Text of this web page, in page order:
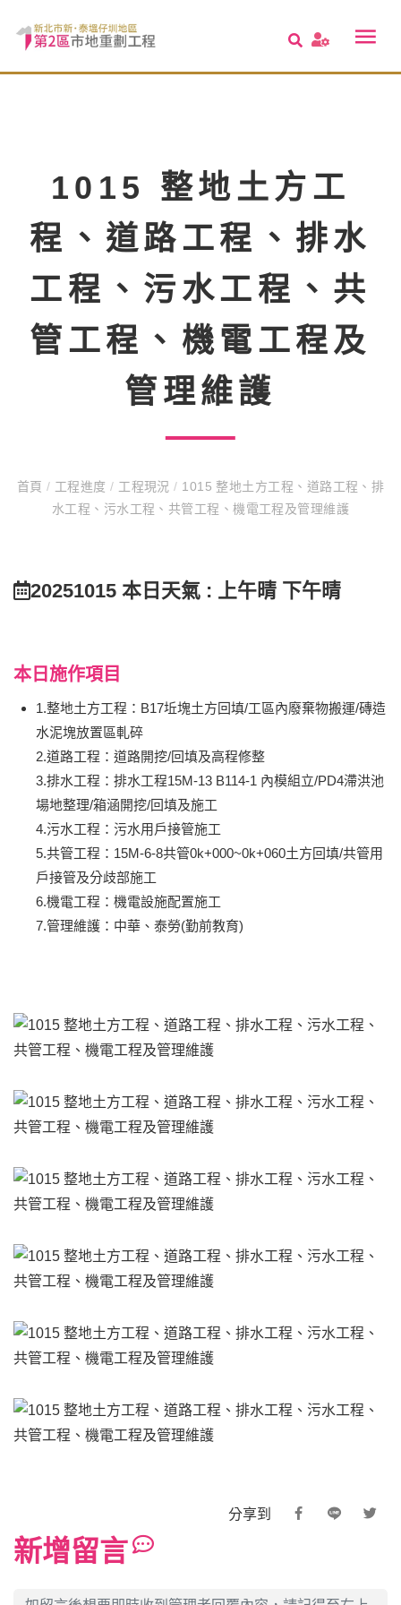
1015 整地土方工
程、道路工程、排水
工程、污水工程、共
管工程、機電工程及
管理維護
首頁/ 工程進度/ 工程現況/ 1015 整地土方工程、道路工程、排
水工程、污水工程、共管工程、機電工程及管理維護
20251015 本日天氣 : 上午晴 下午晴
本日施作項目
1.整地土方工程：B17坵塊土方回填/工區內廢棄物搬運/磚造
水泥塊放置區軋碎
2.道路工程：道路開挖/回填及高程修整
3.排水工程：排水工程15M-13 B114-1 內模組立/PD4滯洪池
場地整理/箱涵開挖/回填及施工
4.污水工程：污水用戶接管施工
5.共管工程：15M-6-8共管0k+000~0k+060土方回填/共管用
戶接管及分歧部施工
6.機電工程：機電設施配置施工
7.管理維護：中華、泰勞(勤前教育)
分享到
新增留言